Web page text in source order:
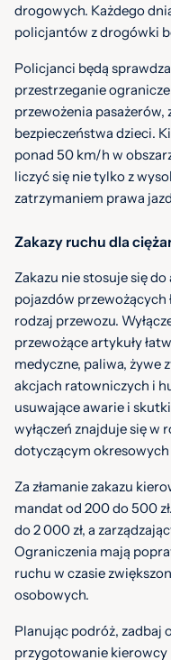
drogowych. Każdego
policjantów z drogówki
Policjanci będą
przestrzeganie
przewożenia
bezpieczeństwa dzieci.
ponad 50 km/h w
liczyć się nie tylko z
zatrzymaniem prawa
Zakazy ruchu dla
Zakazu nie stosuje się
pojazdów przewożących
rodzaj przewozu.
przewożące artykuły
medyczne, paliwa, żywe
akcjach ratowniczych i
usuwające awarie i
wyłączeń znajduje się
dotyczącym
Za złamanie zakazu
mandat od 200 do 500
do 2 000 zł, a
Ograniczenia mają
ruchu w czasie
osobowych.
Planując podróż, zadbaj
przygotowanie kierowcy